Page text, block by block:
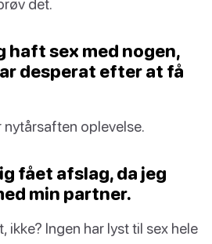
haft sex med nogen,
desperat efter at få
oplevelse.
fået afslag, da jeg
min partner.
ikke? Ingen har lyst til sex hele